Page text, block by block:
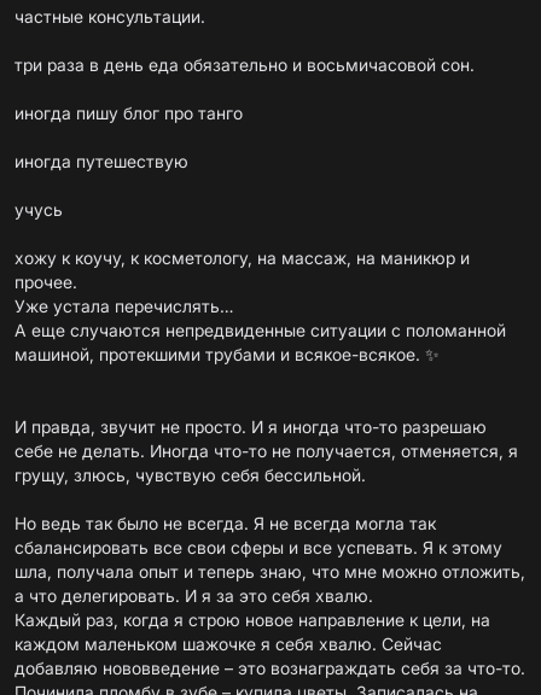
частные консультации.
три раза в день еда обязательно и восьмичасовой сон.
иногда пишу блог про танго
иногда путешествую
учусь
хожу к коучу, к косметологу, на массаж, на маникюр и
прочее.
Уже устала перечислять…
А еще случаются непредвиденные ситуации с поломанной
машиной, протекшими трубами и всякое-всякое. ✨
И правда, звучит не просто. И я иногда что-то разрешаю
себе не делать. Иногда что-то не получается, отменяется, я
грущу, злюсь, чувствую себя бессильной.
Но ведь так было не всегда. Я не всегда могла так
сбалансировать все свои сферы и все успевать. Я к этому
шла, получала опыт и теперь знаю, что мне можно отложить,
а что делегировать. И я за это себя хвалю.
Каждый раз, когда я строю новое направление к цели, на
каждом маленьком шажочке я себя хвалю. Сейчас
добавляю нововведение – это вознаграждать себя за что-то.